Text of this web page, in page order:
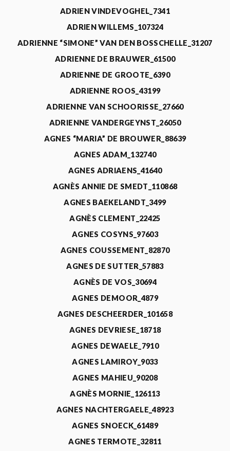
ADRIEN VINDEVOGHEL_7341
ADRIEN WILLEMS_107324
ADRIENNE “SIMONE” VAN DEN BOSSCHELLE_31207
ADRIENNE DE BRAUWER_61500
ADRIENNE DE GROOTE_6390
ADRIENNE ROOS_43199
ADRIENNE VAN SCHOORISSE_27660
ADRIENNE VANDERGEYNST_26050
AGNES “MARIA” DE BROUWER_88639
AGNES ADAM_132740
AGNES ADRIAENS_41640
AGNÈS ANNIE DE SMEDT_110868
AGNES BAEKELANDT_3499
AGNÈS CLEMENT_22425
AGNES COSYNS_97603
AGNES COUSSEMENT_82870
AGNES DE SUTTER_57883
AGNÈS DE VOS_30694
AGNES DEMOOR_4879
AGNES DESCHEERDER_101658
AGNES DEVRIESE_18718
AGNES DEWAELE_7910
AGNES LAMIROY_9033
AGNES MAHIEU_90208
AGNÈS MORNIE_126113
AGNES NACHTERGAELE_48923
AGNES SNOECK_61489
AGNES TERMOTE_32811